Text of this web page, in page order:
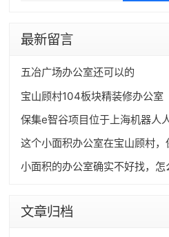
最新留言
五冶广场办公室还可以的
宝山顾村104板块精装修办公室
这个小面积办公室在宝山顾村
小面积的办公室确实不好找，怎
文章归档